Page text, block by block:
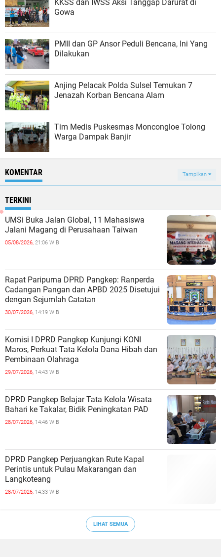
KKSS dan IWSS Aksi Tanggap Darurat di
Gowa
PMII dan GP Ansor Peduli Bencana, Ini Yang
Dilakukan
Anjing Pelacak Polda Sulsel Temukan 7
Jenazah Korban Bencana Alam
Tim Medis Puskesmas Moncongloe Tolong
Warga Dampak Banjir
KOMENTAR Tampilkan
TERKINI
UMSi Buka Jalan Global, 11 Mahasiswa
Jalani Magang di Perusahaan Taiwan
05/08/2026, 21:06 WIB
Rapat Paripurna DPRD Pangkep: Ranperda
Cadangan Pangan dan APBD 2025 Disetujui
dengan Sejumlah Catatan
30/07/2026, 14:19 WIB
Komisi I DPRD Pangkep Kunjungi KONI
Maros, Perkuat Tata Kelola Dana Hibah dan
Pembinaan Olahraga
29/07/2026, 14:43 WIB
DPRD Pangkep Belajar Tata Kelola Wisata
Bahari ke Takalar, Bidik Peningkatan PAD
28/07/2026, 14:46 WIB
DPRD Pangkep Perjuangkan Rute Kapal
Perintis untuk Pulau Makarangan dan
Langkoteang
28/07/2026, 14:33 WIB
LIHAT SEMUA